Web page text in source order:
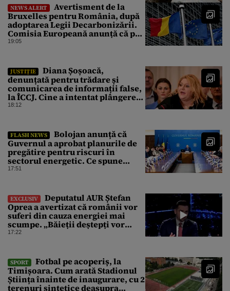
NEWS ALERT
Avertisment de la
Bruxelles pentru România, după
adoptarea Legii Decarbonizării.
Comisia Europeană anunță că pot
fi „consecințe financiare”
19:05
JUSTIȚIE
Diana Șoșoacă,
denunțată pentru trădare și
comunicarea de informații false,
la ÎCCJ. Cine a intentat plângerea
penală
18:12
FLASH NEWS
Bolojan anunță că
Guvernul a aprobat planurile de
pregătire pentru riscuri în
sectorul energetic. Ce spune
premierul despre consumul
17:51
EXCLUSIV
Deputatul AUR Ștefan
Oprea a avertizat că românii vor
suferi din cauza energiei mai
scumpe. „Băieții deștepți vor
specula și după vor crește
17:22
SPORT
Fotbal pe acoperiș, la
Timișoara. Cum arată Stadionul
Știința înainte de inaugurare, cu 2
terenuri sintetice deasupra